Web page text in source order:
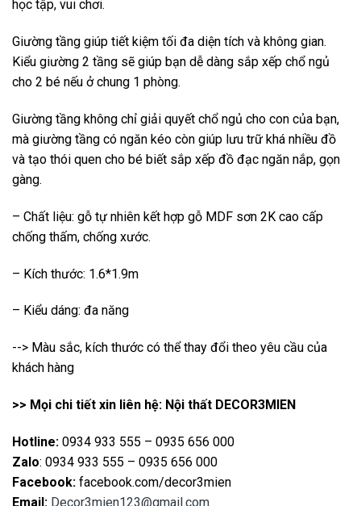
học tập, vui chơi.
Giường tầng giúp tiết kiệm tối đa diện tích và không gian.
Kiểu giường 2 tầng sẽ giúp bạn dễ dàng sắp xếp chổ ngủ
cho 2 bé nếu ở chung 1 phòng.
Giường tầng không chỉ giải quyết chổ ngủ cho con của bạn,
mà giường tầng có ngăn kéo còn giúp lưu trữ khá nhiều đồ
và tạo thói quen cho bé biết sắp xếp đồ đạc ngăn nắp, gọn
gàng.
– Chất liệu: gỗ tự nhiên kết hợp gỗ MDF sơn 2K cao cấp
chống thấm, chống xước.
– Kích thước: 1.6*1.9m
– Kiểu dáng: đa năng
--> Màu sắc, kích thước có thể thay đổi theo yêu cầu của
khách hàng
>> Mọi chi tiết xin liên hệ: Nội thất DECOR3MIEN
Hotline: 0934 933 555 – 0935 656 000
Zalo: 0934 933 555 – 0935 656 000
Facebook: facebook.com/decor3mien
Email: Decor3mien123@gmail.com